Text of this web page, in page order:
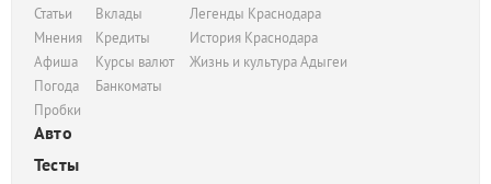
Статьи
Мнения
Афиша
Погода
Пробки
Вклады
Кредиты
Курсы валют
Банкоматы
Легенды Краснодара
История Краснодара
Жизнь и культура Адыгеи
Авто
Тесты